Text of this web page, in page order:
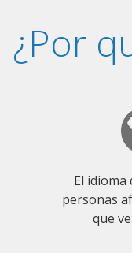
¿Por
El idioma
personas
que